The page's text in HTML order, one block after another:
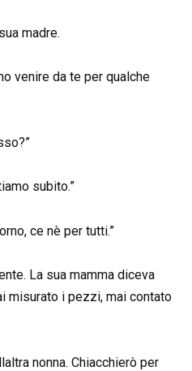
madre.
venire da te per qualche
subito.”
ce nè per tutti.”
La sua mamma diceva
misurato i pezzi, mai contato
nonna. Chiacchierò per